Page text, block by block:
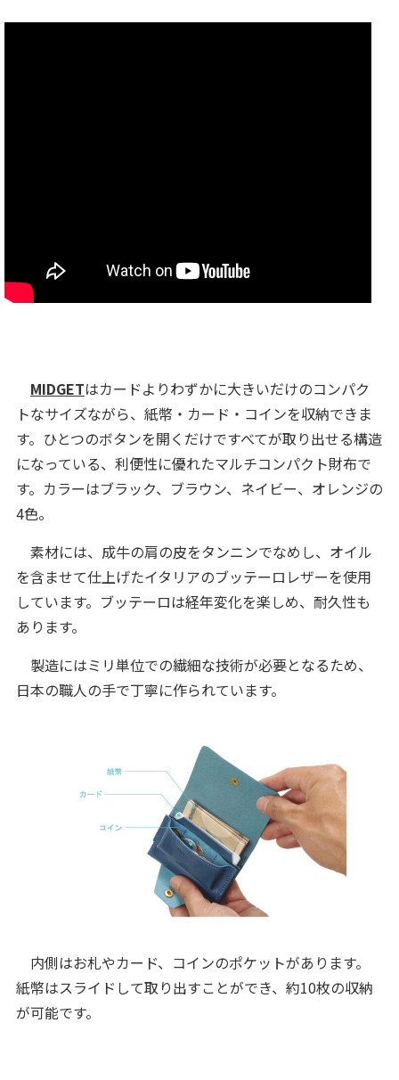
MIDGETはカードよりわずかに大きいだけのコンパク
トなサイズながら、紙幣・カード・コインを収納できま
す。ひとつのボタンを開くだけですべてが取り出せる構造
になっている、利便性に優れたマルチコンパクト財布で
す。カラーはブラック、ブラウン、ネイビー、オレンジの
4色。
素材には、成牛の肩の皮をタンニンでなめし、オイル
を含ませて仕上げたイタリアのブッテーロレザーを使用
しています。ブッテーロは経年変化を楽しめ、耐久性も
あります。
製造にはミリ単位での繊細な技術が必要となるため、
日本の職人の手で丁寧に作られています。
内側はお札やカード、コインのポケットがあります。
紙幣はスライドして取り出すことができ、約10枚の収納
が可能です。